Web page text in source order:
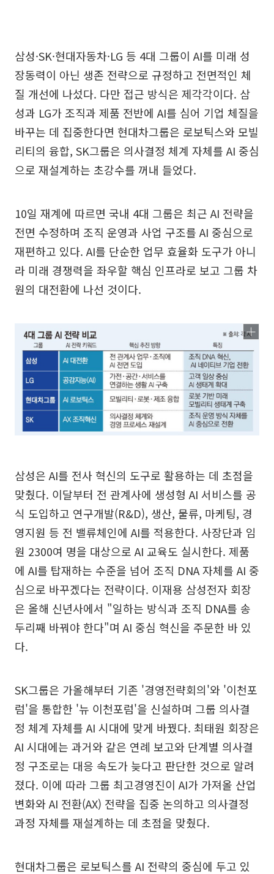
삼성·SK·현대자동차·LG 등 4대 그룹이 AI를 미래 성
장동력이 아닌 생존 전략으로 규정하고 전면적인 체
질 개선에 나섰다. 다만 접근 방식은 제각각이다. 삼
성과 LG가 조직과 제품 전반에 AI를 심어 기업 체질을
바꾸는 데 집중한다면 현대차그룹은 로보틱스와 모빌
리티의 융합, SK그룹은 의사결정 체계 자체를 AI 중심
으로 재설계하는 초강수를 꺼내 들었다.
10일 재계에 따르면 국내 4대 그룹은 최근 AI 전략을
전면 수정하며 조직 운영과 사업 구조를 AI 중심으로
재편하고 있다. AI를 단순한 업무 효율화 도구가 아니
라 미래 경쟁력을 좌우할 핵심 인프라로 보고 그룹 차
원의 대전환에 나선 것이다.
삼성은 AI를 전사 혁신의 도구로 활용하는 데 초점을
맞췄다. 이달부터 전 관계사에 생성형 AI 서비스를 공
식 도입하고 연구개발(R&D), 생산, 물류, 마케팅, 경
영지원 등 전 밸류체인에 AI를 적용한다. 사장단과 임
원 2300여 명을 대상으로 AI 교육도 실시한다. 제품
에 AI를 탑재하는 수준을 넘어 조직 DNA 자체를 AI 중
심으로 바꾸겠다는 전략이다. 이재용 삼성전자 회장
은 올해 신년사에서 "일하는 방식과 조직 DNA를 송
두리째 바꿔야 한다"며 AI 중심 혁신을 주문한 바 있
다.
SK그룹은 가올해부터 기존 '경영전략회의'와 '이천포
럼'을 통합한 '뉴 이천포럼'을 신설하며 그룹 의사결
정 체계 자체를 AI 시대에 맞게 바꿨다. 최태원 회장은
AI 시대에는 과거와 같은 연례 보고와 단계별 의사결
정 구조로는 대응 속도가 늦다고 판단한 것으로 알려
졌다. 이에 따라 그룹 최고경영진이 AI가 가져올 산업
변화와 AI 전환(AX) 전략을 집중 논의하고 의사결정
과정 자체를 재설계하는 데 초점을 맞췄다.
현대차그룹은 로보틱스를 AI 전략의 중심에 두고 있